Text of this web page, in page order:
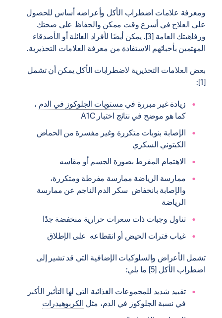
ومعرفة علامات اضطراب الأكل وأعراضه أساس للحصول
على العلاج في أسرع وقت ممكن والحفاظ على صحتك
ورفاهيتك العامة [3]. يمكن أيضًا لأفراد العائلة أو الأصدقاء
المهتمين بأحبائهم الاستفادة من معرفة العلامات التحذيرية.
بعض العلامات التحذيرية لاضطرابات الأكل يمكن أن تشمل
[1]:
زيادة غير مبررة في مستويات الجلوكوز في الدم ،
كما هو موضح في نتائج اختبار A1C
الإصابة بنوبات متكررة وغير مفسرة من الحماض
الكيتوني السكري
الاهتمام المفرط بصورة الجسم أو مقاسه
ممارسة الرياضة ممارسة مفرطة ومتكررة،
والإصابة بانخفاض سكر الدم الناجم عن ممارسة
الرياضة
تناول وجبات ذات سعرات حرارية منخفضة جدًا
غياب فترات الحيض أو انقطاعه على الإطلاق
تشمل الأعراض والسلوكيات الإضافية التي قد تشير إلى
اضطراب الأكل [5] ما يلي:
تقييد شديد للمجموعات الغذائية التي لها التأثير الأكبر
في نسبة الجلوكوز في الدم، مثل الكربوهيدرات